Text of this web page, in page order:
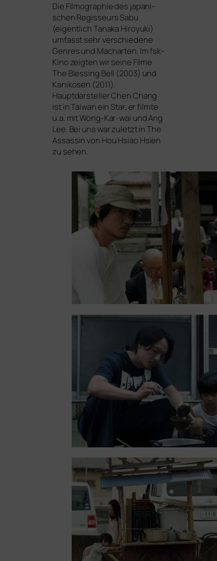
Die Filmographie des japa­ni­
schen Regisseurs Sabu
(eigent­lich Tanaka Hiroyuki)
umfasst sehr ver­schie­de­ne
Genres und Macharten. Im fsk-
Kino zeig­ten wir sei­ne Filme
The Blessing Bell (2003) und
Kanikosen (2011).
Hauptdarsteller Chen Chang
ist in Taiwan ein Star, er film­te
u.a. mit Wong-Kar-wai und Ang
Lee. Bei uns war zuletzt inThe
Assassinvon Hou Hsiao Hsien
zu sehen.